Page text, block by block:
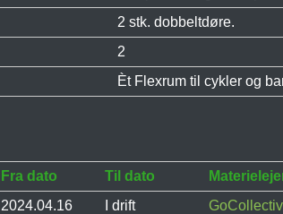
2 stk. dobbeltdøre.
2
Èt Flexrum til cykler og
Fra dato Til dato
2024.04.16 I drift